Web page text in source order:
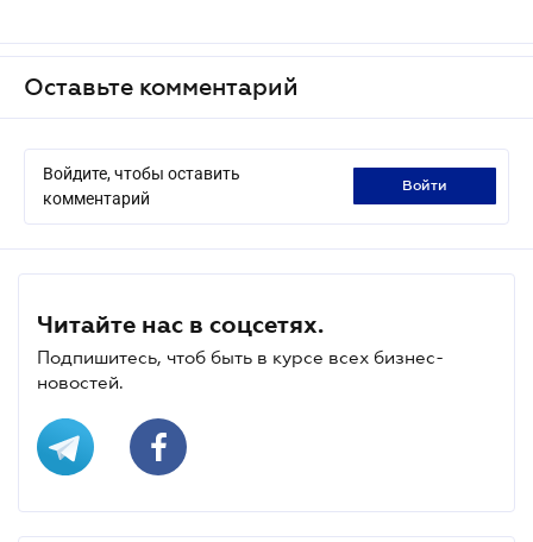
Оставьте комментарий
Войдите, чтобы оставить
комментарий
войти
Читайте нас в соцсетях.
Подпишитесь, чтоб быть в курсе всех бизнес-
новостей.